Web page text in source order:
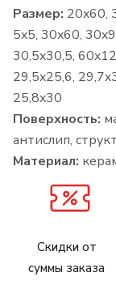
Размер: 20x60,
5x5, 30x60,
30,5x30,5,
29,5x25,6,
25,8x30
Поверхность:
антислип,
Материал:
Скидки от
суммы заказа